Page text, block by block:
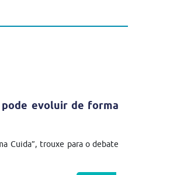
evoluir de forma
Cuida”, trouxe para o debate